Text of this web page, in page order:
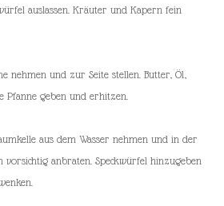
auslassen. Kräuter und Kapern fein
nehmen und zur Seite stellen. Butter, Öl,
geben und erhitzen.
aus dem Wasser nehmen und in der
anbraten. Speckwürfel hinzugeben